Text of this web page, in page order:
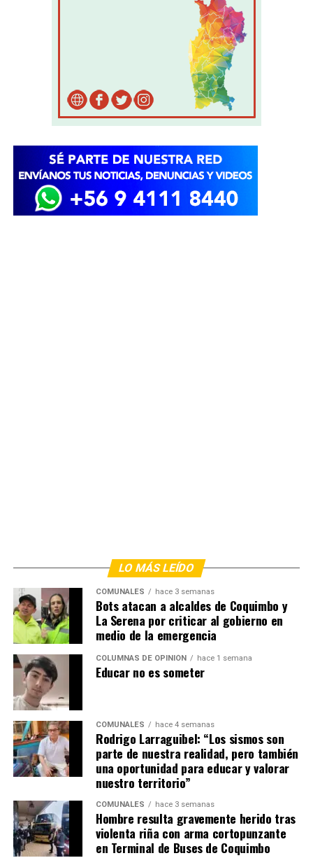
LO MÁS LEÍDO
COMUNALES hace 3 semanas
Bots atacan a alcaldes de Coquimbo y
La Serena por criticar al gobierno en
medio de la emergencia
COLUMNAS DE OPINIÓN hace 1 semana
Educar no es someter
COMUNALES hace 4 semanas
Rodrigo Larraguibel: “Los sismos son
parte de nuestra realidad, pero también
una oportunidad para educar y valorar
nuestro territorio”
COMUNALES hace 3 semanas
Hombre resulta gravemente herido tras
violenta riña con arma cortopunzante
en Terminal de Buses de Coquimbo